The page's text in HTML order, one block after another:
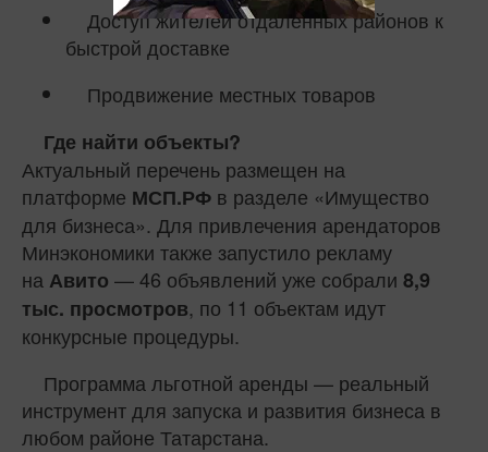
Доступ жителей отдаленных районов к
быстрой доставке
Продвижение местных товаров
Где найти объекты?
Актуальный перечень размещен на
платформе МСП.РФ в разделе «Имущество
для бизнеса». Для привлечения арендаторов
Минэкономики также запустило рекламу
на Авито — 46 объявлений уже собрали 8,9
тыс. просмотров, по 11 объектам идут
конкурсные процедуры.
Программа льготной аренды — реальный
инструмент для запуска и развития бизнеса в
любом районе Татарстана.